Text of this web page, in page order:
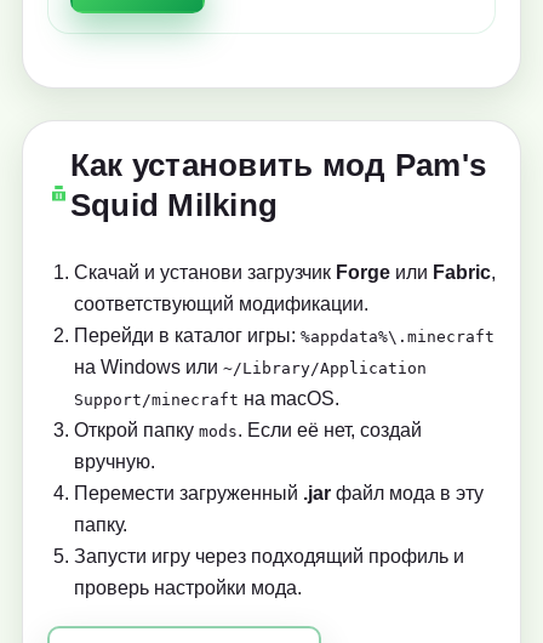
Как установить мод Pam's
Squid Milking
Скачай и установи загрузчик Forge или Fabric,
соответствующий модификации.
Перейди в каталог игры: %appdata%\.minecraft
на Windows или ~/Library/Application
Support/minecraft на macOS.
Открой папку mods. Если её нет, создай
вручную.
Перемести загруженный .jar файл мода в эту
папку.
Запусти игру через подходящий профиль и
проверь настройки мода.